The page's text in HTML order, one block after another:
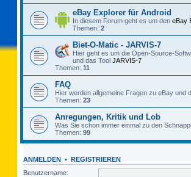
eBay Explorer für Android
In diesem Forum geht es um den eBay
Themen: 2
Biet-O-Matic - JARVIS-7
Hier geht es um die Open-Source-
und das Tool JARVIS-7
Themen: 11
FAQ
Hier werden allgemeine Fragen zu eBay und
Themen: 23
Anregungen, Kritik und Lob
Was Sie schon immer einmal zu den
Themen: 99
ANMELDEN • REGISTRIEREN
Benutzername: